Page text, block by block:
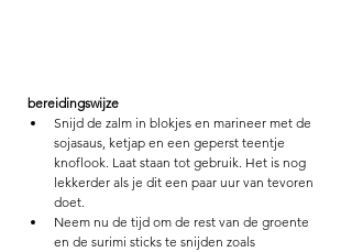
bereidingswijze
Snijd de zalm in blokjes en marineer met de
sojasaus, ketjap en een geperst teentje
knoflook. Laat staan tot gebruik. Het is nog
lekkerder als je dit een paar uur van tevoren
doet.
Neem nu de tijd om de rest van de groente
en de surimi sticks te snijden zoals